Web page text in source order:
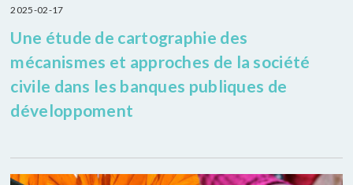
2025-02-17
Une étude de cartographie des
mécanismes et approches de la société
civile dans les banques publiques de
développoment